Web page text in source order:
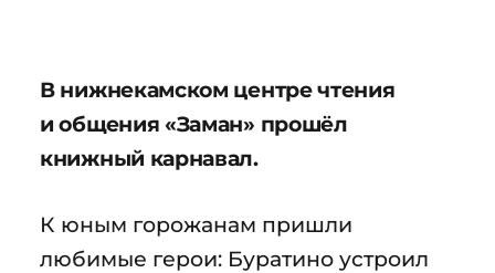
В нижнекамском центре чтения
и общения «Заман» прошёл
книжный карнавал.
К юным горожанам пришли
любимые герои: Буратино устроил